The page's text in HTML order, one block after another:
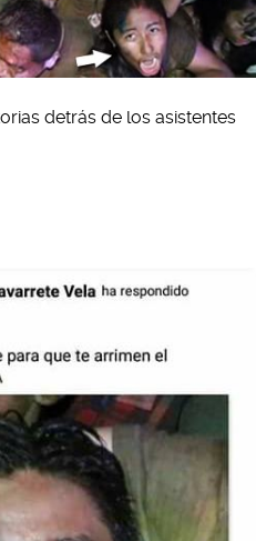
detrás de los asistentes